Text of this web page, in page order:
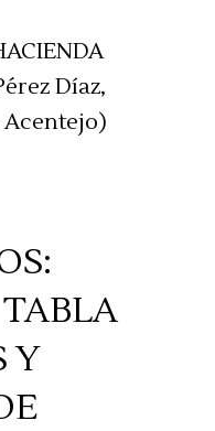
Díaz,
Y